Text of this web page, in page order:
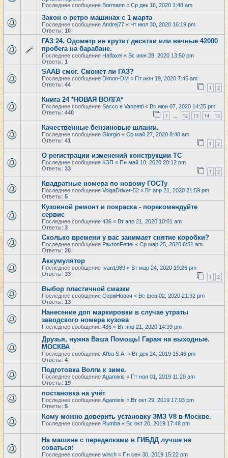
Последнее сообщение Bormann « Ср дек 16, 2020 1:48 am
Закон о ретро машинах с 1 марта
Последнее сообщение Andrej77 « Чт июл 30, 2020 16:19 pm
Ответы: 10
ГАЗ 24. Одометр не крутит десятки или вечные 42000
пробега на барабане.
Последнее сообщение Halfaxel « Вс июн 28, 2020 13:50 pm
Ответы: 1
SAAB смог. Сможет ли ГАЗ?
Последнее сообщение Dimon-DM « Пт июн 19, 2020 7:45 am
Ответы: 44 1 2
Книга 24 *НОВАЯ ВОЛГА*
Последнее сообщение Sacco e Vanzetti « Вс июн 07, 2020 14:25 pm
Ответы: 440 1 … 12 13 14 15
Качественные бензиновые шланги.
Последнее сообщение Giorgio « Ср май 27, 2020 8:48 am
Ответы: 41 1 2
О регистрации изменений конструкции ТС
Последнее сообщение КЭП « Пн май 18, 2020 20:12 pm
Ответы: 33 1 2
Квадратные номера по новому ГОСТу
Последнее сообщение VolgaDriver-52 « Вт апр 21, 2020 21:59 pm
Ответы: 5
Кузовной ремонт и покраска - порекомендуйте
сервис
Последнее сообщение 436 « Вт апр 21, 2020 10:01 am
Ответы: 3
Сколько времени у вас занимает снятие коробки?
Последнее сообщение PaxtonFettel « Ср мар 25, 2020 8:51 am
Ответы: 20
Аккумулятор
Последнее сообщение Ivan1989 « Вт мар 24, 2020 19:26 pm
Ответы: 33 1 2
Выбор пластичной смазки
Последнее сообщение СержНовоч « Вс фев 02, 2020 21:32 pm
Ответы: 13
Нанесение доп маркировки в случае утраты
заводского номера кузова
Последнее сообщение 436 « Вт янв 21, 2020 14:39 pm
Друзья, нужна Ваша Помощь! Гараж на выходные.
МОСКВА
Последнее сообщение Al'ba S.A. « Вт дек 24, 2019 15:46 pm
Ответы: 4
Подготовка Волги к зиме.
Последнее сообщение Agamixis « Пт ноя 01, 2019 11:20 am
Ответы: 19
постановка на учёт
Последнее сообщение Agamixis « Вт окт 29, 2019 17:03 pm
Ответы: 5
Кому можно доверить установку ЗМЗ V8 в Москве.
Последнее сообщение Rumba « Вс окт 20, 2019 17:48 pm
На машине с переделками в ГИБДД лучше не
соваться!
Последнее сообщение winch « Пн сен 30, 2019 15:22 pm